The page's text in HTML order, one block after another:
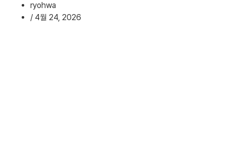
ryohwa
/ 4월 24, 2026